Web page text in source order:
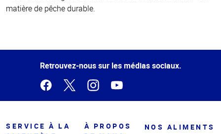
matière de pêche durable.
de la
Retrouvez-nous sur les médias sociaux.
SERVICE À LA
À PROPOS
NOS ALIMENTS